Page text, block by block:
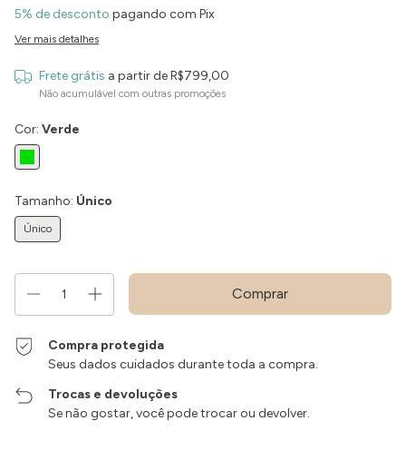
5% de desconto pagando com Pix
Ver mais detalhes
Frete grátis a partir deR$799,00
Não acumulável com outras promoções
Cor: Verde
Tamanho: Único
Único
Compra protegida
Seus dados cuidados durante toda a compra.
Trocas e devoluções
Se não gostar, você pode trocar ou devolver.